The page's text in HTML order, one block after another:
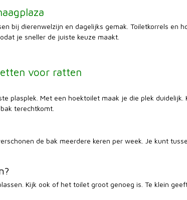
bij dierenwelzijn en dagelijks gemak. Toiletkorrels en
je sneller de juiste keuze maakt.
voor ratten
plasplek. Met een hoektoilet maak je die plek
terechtkomt.
de bak meerdere keren per week. Je kunt
Kijk ook of het toilet groot genoeg is. Te klein